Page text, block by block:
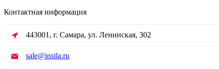
Контактная информация
443001, г. Самара, ул. Ленинская, 302
sale@insila.ru